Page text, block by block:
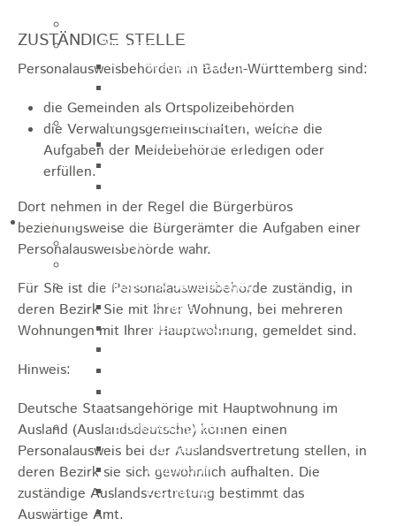
Wahlen
Wahlen Aktuell
Nachhaltige Stadtentwicklung
Heubach gestalten
Freizeit / Tourismus
Gastgeber
Museen & Sammlungen
Schloss
Miedermuseum
Sehenswürdigkeiten
Rathaus
Blockturm
Ev. Kirche
ZUSTÄNDIGE STELLE
Personalausweisbehörden in Baden-Württemberg sind:
die Gemeinden als Ortspolizeibehörden
die Verwaltungsgemeinschaften, welche die
Aufgaben der Meldebehörde erledigen oder
erfüllen.
Dort nehmen in der Regel die Bürgerbüros
beziehungsweise die Bürgerämter die Aufgaben einer
Personalausweisbehörde wahr.
Für Sie ist die Personalausweisbehörde zuständig, in
deren Bezirk Sie mit Ihrer Wohnung, bei mehreren
Wohnungen mit Ihrer Hauptwohnung, gemeldet sind.
Hinweis:
Deutsche Staatsangehörige mit Hauptwohnung im
Ausland (Auslandsdeutsche) können einen
Personalausweis bei der Auslandsvertretung stellen, in
deren Bezirk sie sich gewöhnlich aufhalten. Die
zuständige Auslandsvertretung bestimmt das
Auswärtige Amt.